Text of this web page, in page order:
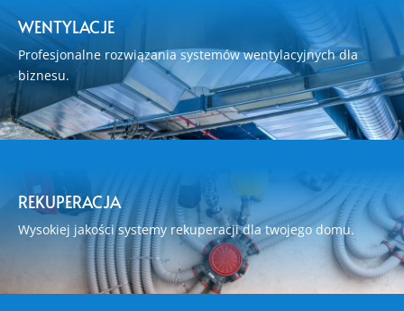
WENTYLACJE
Profesjonalne rozwiązania systemów wentylacyjnych dla
biznesu.
REKUPERACJA
Wysokiej jakości systemy rekuperacji dla twojego domu.